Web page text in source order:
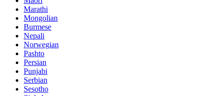
Marathi
Mongolian
Burmese
Nepali
Norwegian
Pashto
Persian
Punjabi
Serbian
Sesotho